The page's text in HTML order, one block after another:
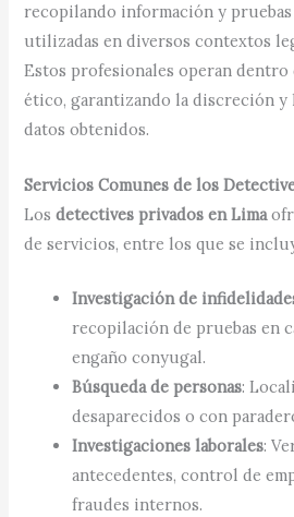
recopilando información y
utilizadas en diversos contextos
Estos profesionales operan dentro
ético, garantizando la discreción y
datos obtenidos.​
Servicios Comunes de los
Losdetectives privados en Lima
de servicios, entre los que se
Investigación de
recopilación de pruebas en
engaño conyugal.
Búsqueda de personas:
desaparecidos o con
Investigaciones laborales:
antecedentes, control de
fraudes internos.